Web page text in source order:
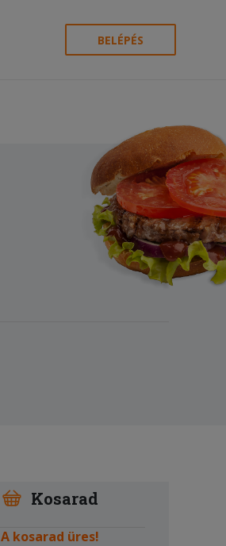
BELÉPÉS
Kosarad
A kosarad üres!